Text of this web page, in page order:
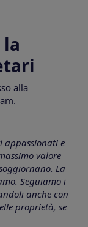
alla
appassionati e
valore
La
Seguiamo i
anche con
proprietà, se